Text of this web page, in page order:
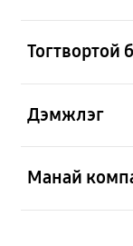
Тогтвортой
Дэмжлэг
Манай